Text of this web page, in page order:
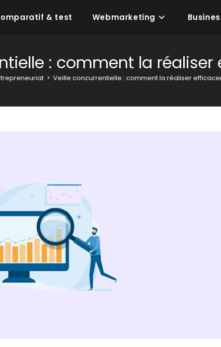
& test Webmarketing
: comment la
> Veille concurrentielle : comment la réaliser